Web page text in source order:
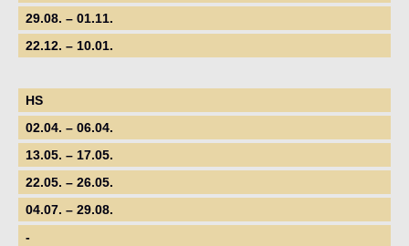
29.08. – 01.11.
22.12. – 10.01.
HS
02.04. – 06.04.
13.05. – 17.05.
22.05. – 26.05.
04.07. – 29.08.
-